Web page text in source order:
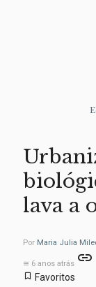
lava a
Por Maria Julia
≅ 6 anos atrás link
bookmark_border Favoritos